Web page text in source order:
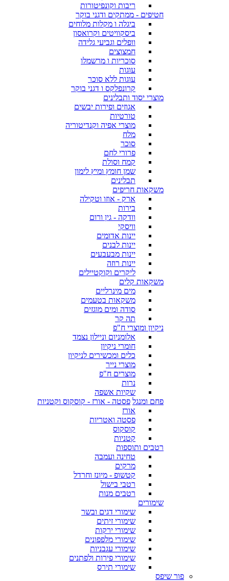
ריבות וקונפיטורות
חטיפים - ממתקים ודגני בוקר
ביגלה ו מקלות מלוחים
ביסקוויטים וקרואסון
וופלים וגביעי גלידה
חמצוצים
סוכריות ו מרשמלו
עוגות
עוגות ללא סוכר
קרונפלקס ו דגני בוקר
מוצרי יסוד ותבלינים
אגוזים ופירות יבשים
טורטיות
מוצרי אפיה וקנדיטוריה
מלח
סוכר
פרורי לחם
קמח וסולת
שמן חומץ ומיץ לימון
תבלינים
משקאות חריפים
ארק - אוזו וטקילה
בירות
וודקה - גין ורום
וויסקי
יינות אדומים
יינות לבנים
יינות מבעבעים
יינות רוזה
ליקרים וקוקטיילים
משקאות קלים
מים מינרליים
משקאות בטעמים
סודה ומים מוגזים
תה קר
ניקיון ומוצרי ח"פ
אלומניום וניילון נצמד
חומרי ניקיון
כלים ומכשירים לניקיון
מוצרי נייר
מוצרים ח"פ
נרות
שקיות אשפה
פחם ומנגל פסטה - אורז - קוסקוס וקטניות
אורז
פסטה ואטריות
קוסקוס
קטניות
רטבים ותוספות
טחינה ועמבה
מרקים
קטשופ - מיונז וחרדל
רטבי בישול
רטבים מנות
שימורים
שימורי דגים ובשר
שימורי זיתים
שימורי ירקות
שימורי מלפפונים
שימורי עגבניות
שימורי פירות ולפתנים
שימורי תירס
פור שיפס